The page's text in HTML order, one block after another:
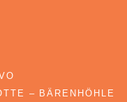
– BÄRENHÖHLE